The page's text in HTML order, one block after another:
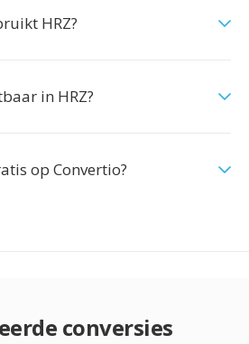
HRZ?
in HRZ?
op Convertio?
conversies